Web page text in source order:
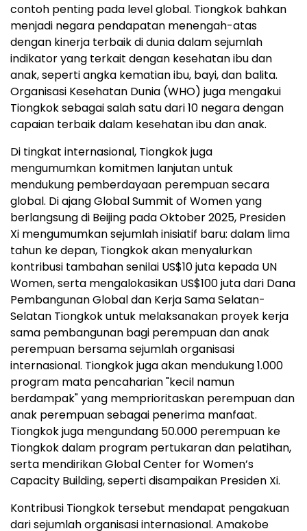
contoh penting pada level global. Tiongkok bahkan
menjadi negara pendapatan menengah-atas
dengan kinerja terbaik di dunia dalam sejumlah
indikator yang terkait dengan kesehatan ibu dan
anak, seperti angka kematian ibu, bayi, dan balita.
Organisasi Kesehatan Dunia (WHO) juga mengakui
Tiongkok sebagai salah satu dari 10 negara dengan
capaian terbaik dalam kesehatan ibu dan anak.
Di tingkat internasional, Tiongkok juga
mengumumkan komitmen lanjutan untuk
mendukung pemberdayaan perempuan secara
global. Di ajang Global Summit of Women yang
berlangsung di Beijing pada Oktober 2025, Presiden
Xi mengumumkan sejumlah inisiatif baru: dalam lima
tahun ke depan, Tiongkok akan menyalurkan
kontribusi tambahan senilai US$10juta kepada UN
Women, serta mengalokasikan US$100juta dari Dana
Pembangunan Global dan Kerja Sama Selatan-
Selatan Tiongkok untuk melaksanakan proyek kerja
sama pembangunan bagi perempuan dan anak
perempuan bersama sejumlah organisasi
internasional. Tiongkok juga akan mendukung 1.000
program mata pencaharian "kecil namun
berdampak" yang memprioritaskan perempuan dan
anak perempuan sebagai penerima manfaat.
Tiongkok juga mengundang 50.000 perempuan ke
Tiongkok dalam program pertukaran dan pelatihan,
serta mendirikan Global Center for Women’s
Capacity Building, seperti disampaikan Presiden Xi.
Kontribusi Tiongkok tersebut mendapat pengakuan
dari sejumlah organisasi internasional. Amakobe